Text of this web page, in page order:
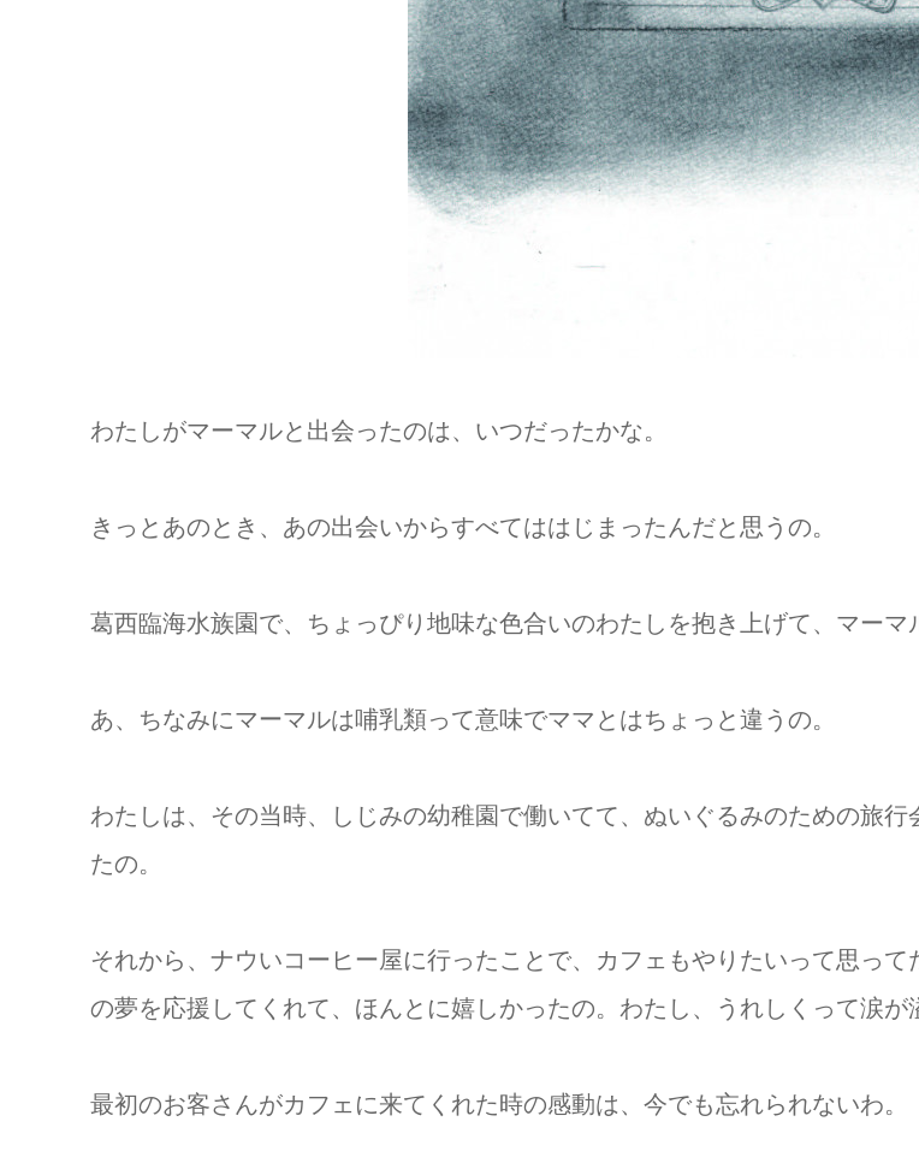
わたしがマーマルと出会ったのは、いつだったかな。
きっとあのとき、あの出会いからすべてははじまったんだと思うの。
葛西臨海水族園で、ちょっぴり地味な色合いのわたしを抱き上げて、マーマ
あ、ちなみにマーマルは哺乳類って意味でママとはちょっと違うの。
わたしは、その当時、しじみの幼稚園で働いてて、ぬいぐるみのための旅
たの。
それから、ナウいコーヒー屋に行ったことで、カフェもやりたいって思っ
の夢を応援してくれて、ほんとに嬉しかったの。わたし、うれしくって涙が
最初のお客さんがカフェに来てくれた時の感動は、今でも忘れられないわ。